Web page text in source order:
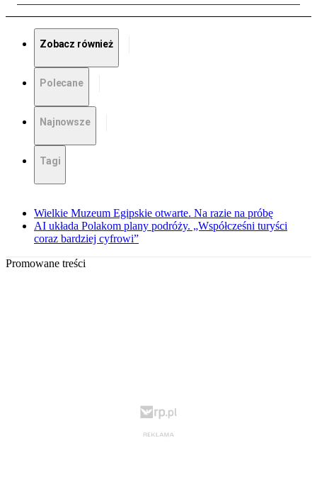
Zobacz również
Polecane
Najnowsze
Tagi
Wielkie Muzeum Egipskie otwarte. Na razie na próbę
AI układa Polakom plany podróży. „Współcześni turyści
coraz bardziej cyfrowi”
Promowane treści